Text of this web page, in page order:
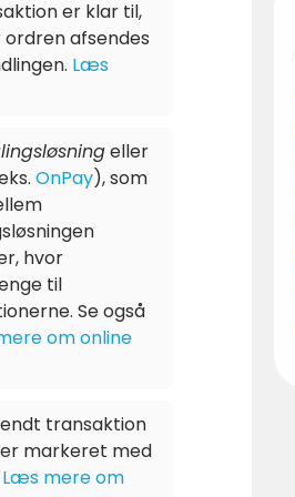
er klar til,
ordren afsendes
Læs
eller
OnPay), som
hvor
til
Se også
om online
transaktion
markeret med
Læs mere om